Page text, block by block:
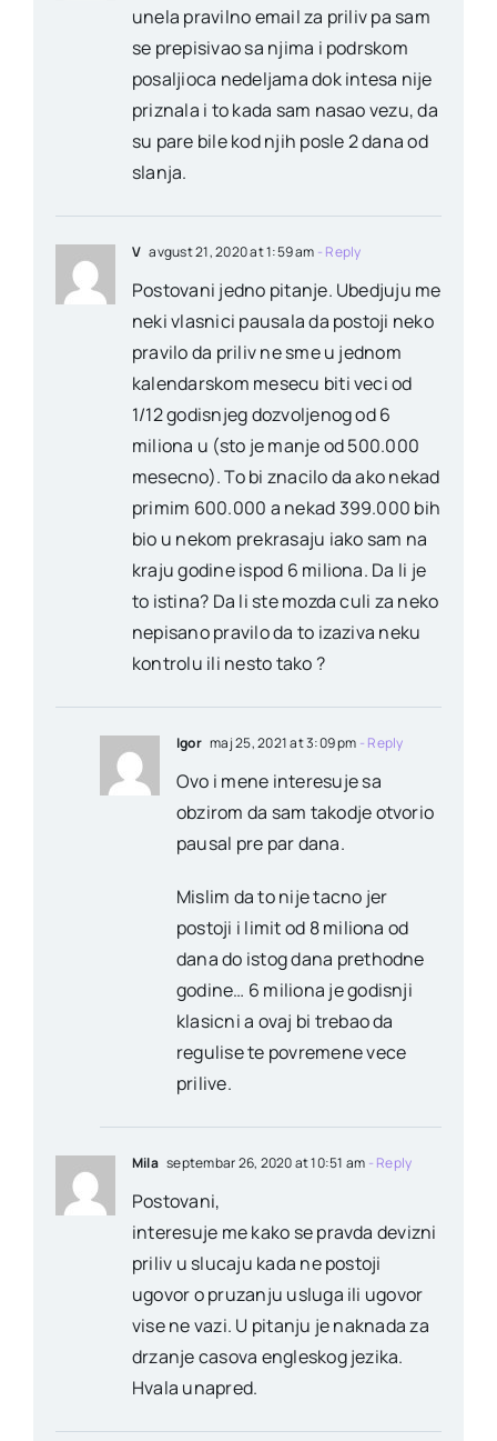
unela pravilno email za priliv pa sam
se prepisivao sa njima i podrskom
posaljioca nedeljama dok intesa nije
priznala i to kada sam nasao vezu, da
su pare bile kod njih posle 2 dana od
slanja.
V avgust 21, 2020 at 1:59 am - Reply
Postovani jedno pitanje. Ubedjuju me
neki vlasnici pausala da postoji neko
pravilo da priliv ne sme u jednom
kalendarskom mesecu biti veci od
1/12 godisnjeg dozvoljenog od 6
miliona u (sto je manje od 500.000
mesecno). To bi znacilo da ako nekad
primim 600.000 a nekad 399.000 bih
bio u nekom prekrasaju iako sam na
kraju godine ispod 6 miliona. Da li je
to istina? Da li ste mozda culi za neko
nepisano pravilo da to izaziva neku
kontrolu ili nesto tako ?
Igor maj 25, 2021 at 3:09 pm - Reply
Ovo i mene interesuje sa
obzirom da sam takodje otvorio
pausal pre par dana.
Mislim da to nije tacno jer
postoji i limit od 8 miliona od
dana do istog dana prethodne
godine… 6 miliona je godisnji
klasicni a ovaj bi trebao da
regulise te povremene vece
prilive.
Mila septembar 26, 2020 at 10:51 am - Reply
Postovani,
interesuje me kako se pravda devizni
priliv u slucaju kada ne postoji
ugovor o pruzanju usluga ili ugovor
vise ne vazi. U pitanju je naknada za
drzanje casova engleskog jezika.
Hvala unapred.